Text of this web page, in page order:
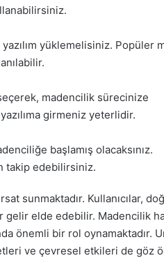
yüklemelisiniz. Popüler
madencilik sürecinize
girmeniz yeterlidir.
başlamış olacaksınız.
takip edebilirsiniz.
sunmaktadır. Kullanıcılar,
elde edebilir. Madencilik
önemli bir rol oynamaktadır.
ve çevresel etkileri de göz